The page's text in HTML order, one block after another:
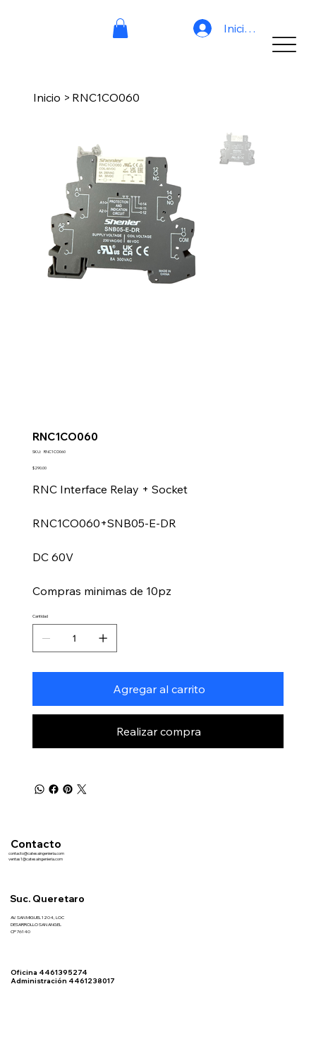
Iniciar sesión
Inicio > RNC1CO060
RNC1CO060
SKU: SKU
RNC1CO060
Precio
$290.00
RNC Interface Relay + Socket
RNC1CO060+SNB05-E-DR
DC 60V
Compras minimas de 10pz
Cantidad
Agregar al carrito
Realizar compra
contacto@catesaingenieria.com
ventas1@catesaingenieria.com
Contacto
Oficina 4461395274
Administración 4461238017
Suc. Queretaro
AV. SAN MIGUEL 1204, LOC
DESARROLLO SAN ANGEL
CP 76140